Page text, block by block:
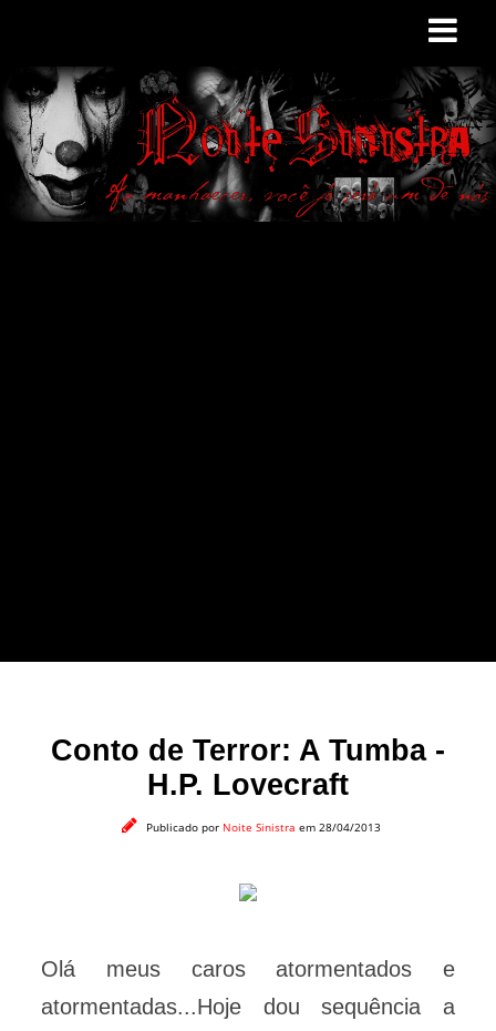
Conto de Terror: A Tumba -
H.P. Lovecraft
Publicado por Noite Sinistra em 28/04/2013
Olá meus caros atormentados e
atormentadas...Hoje dou sequência a